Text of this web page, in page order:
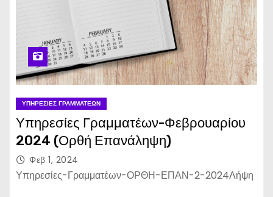
ΥΠΗΡΕΣΊΕΣ ΓΡΑΜΜΑΤΈΩΝ
Υπηρεσίες Γραμματέων-Φεβρουαρίου
2024 (Ορθή Επανάληψη)
Φεβ 1, 2024
Υπηρεσίες-Γραμματέων-ΟΡΘΗ-ΕΠΑΝ-2-2024Λήψη